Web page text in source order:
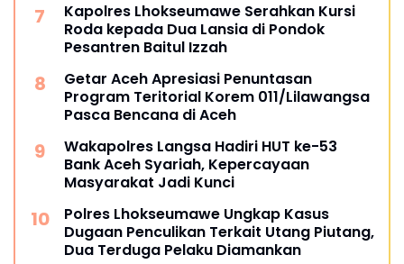
Kapolres Lhokseumawe Serahkan Kursi
Roda kepada Dua Lansia di Pondok
Pesantren Baitul Izzah
Getar Aceh Apresiasi Penuntasan
Program Teritorial Korem 011/Lilawangsa
Pasca Bencana di Aceh
Wakapolres Langsa Hadiri HUT ke-53
Bank Aceh Syariah, Kepercayaan
Masyarakat Jadi Kunci
Polres Lhokseumawe Ungkap Kasus
Dugaan Penculikan Terkait Utang Piutang,
Dua Terduga Pelaku Diamankan